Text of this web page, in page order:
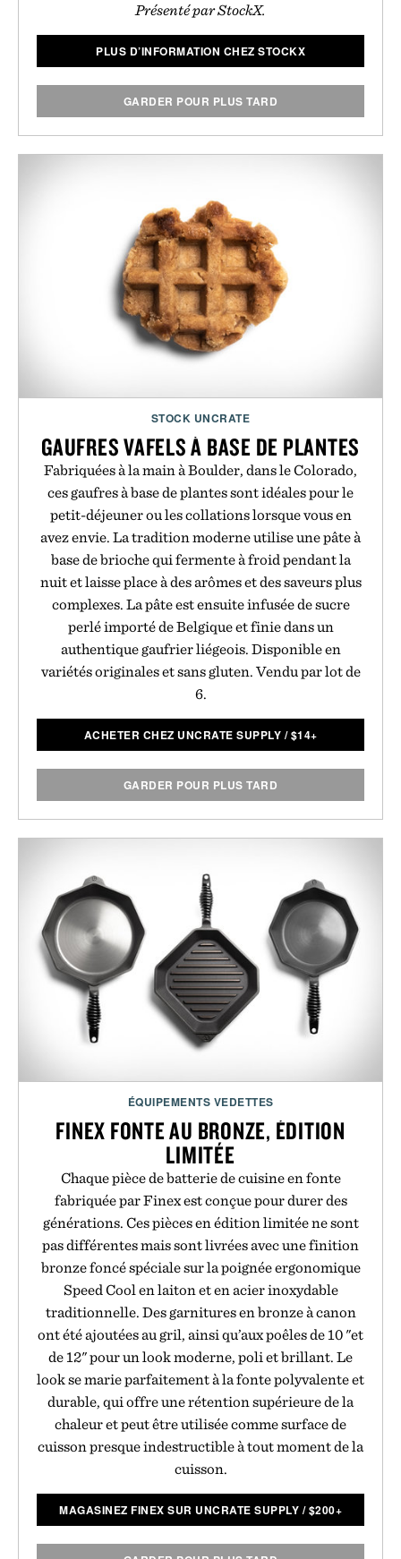
Présenté par StockX.
PLUS D’INFORMATION CHEZ STOCKX
GARDER POUR PLUS TARD
STOCK UNCRATE
GAUFRES VAFELS À BASE DE PLANTES
Fabriquées à la main à Boulder, dans le Colorado,
ces gaufres à base de plantes sont idéales pour le
petit-déjeuner ou les collations lorsque vous en
avez envie. La tradition moderne utilise une pâte à
base de brioche qui fermente à froid pendant la
nuit et laisse place à des arômes et des saveurs plus
complexes. La pâte est ensuite infusée de sucre
perlé importé de Belgique et finie dans un
authentique gaufrier liégeois. Disponible en
variétés originales et sans gluten. Vendu par lot de
6.
ACHETER CHEZ UNCRATE SUPPLY /$14+
GARDER POUR PLUS TARD
ÉQUIPEMENTS VEDETTES
FINEX FONTE AU BRONZE, ÉDITION
LIMITÉE
Chaque pièce de batterie de cuisine en fonte
fabriquée par Finex est conçue pour durer des
générations. Ces pièces en édition limitée ne sont
pas différentes mais sont livrées avec une finition
bronze foncé spéciale sur la poignée ergonomique
Speed Cool en laiton et en acier inoxydable
traditionnelle. Des garnitures en bronze à canon
ont été ajoutées au gril, ainsi qu’aux poêles de 10 "et
de 12" pour un look moderne, poli et brillant. Le
look se marie parfaitement à la fonte polyvalente et
durable, qui offre une rétention supérieure de la
chaleur et peut être utilisée comme surface de
cuisson presque indestructible à tout moment de la
cuisson.
MAGASINEZ FINEX SUR UNCRATE SUPPLY /$200+